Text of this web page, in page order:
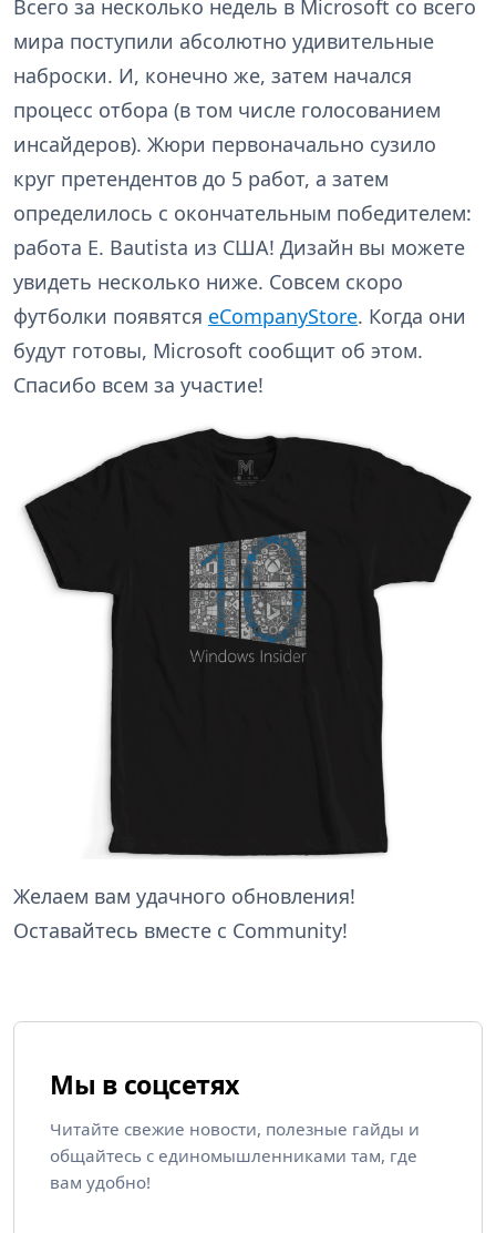
Всего за несколько недель в Microsoft со всего
мира поступили абсолютно удивительные
наброски. И, конечно же, затем начался
процесс отбора (в том числе голосованием
инсайдеров). Жюри первоначально сузило
круг претендентов до 5 работ, а затем
определилось с окончательным победителем:
работа E. Bautista из США! Дизайн вы можете
увидеть несколько ниже. Совсем скоро
футболки появятся eCompanyStore. Когда они
будут готовы, Microsoft сообщит об этом.
Спасибо всем за участие!
Желаем вам удачного обновления!
Оставайтесь вместе с Community!
Мы в соцсетях
Читайте свежие новости, полезные гайды и
общайтесь с единомышленниками там, где
вам удобно!